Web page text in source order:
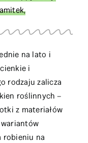
na lato i
i
rodzaju zalicza
roślinnych –
z materiałów
robieniu na